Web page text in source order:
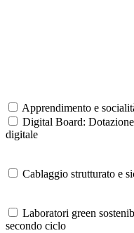
Apprendimento e
Digital Board:
digitale
Cablaggio strutturato e
Laboratori green
secondo ciclo